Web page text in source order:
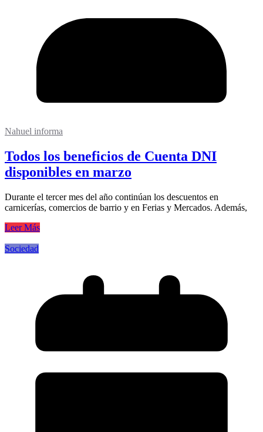
Nahuel informa
Todos los beneficios de Cuenta DNI
disponibles en marzo
Durante el tercer mes del año continúan los descuentos en
carnicerías, comercios de barrio y en Ferias y Mercados. Además,
Leer Más
Sociedad